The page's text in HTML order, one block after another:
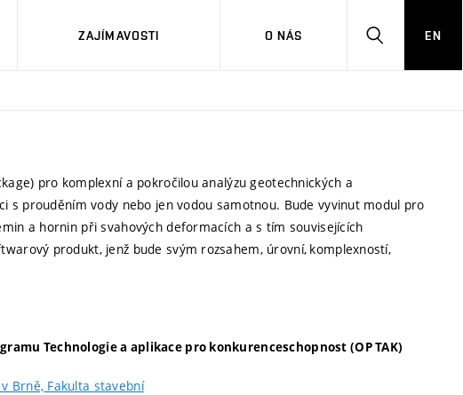
ZAJÍMAVOSTI O NÁS
HLEDAT
EN
pro komplexní a pokročilou analýzu geotechnických a
s prouděním vody nebo jen vodou samotnou. Bude vyvinut modul pro
a hornin při svahových deformacích a s tím souvisejících
produkt, jenž bude svým rozsahem, úrovní, komplexností,
Technologie a aplikace pro konkurenceschopnost (OP TAK)
Brně, Fakulta stavební